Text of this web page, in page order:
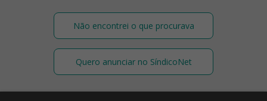
Não encontrei o que procurava
Quero anunciar no SíndicoNet